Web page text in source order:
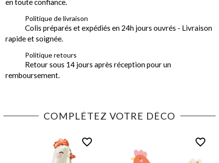
Politique de livraison
Colis préparés et expédiés en 24h jours ouvrés - Livraison
rapide et soignée.
Politique retours
Retour sous 14 jours après réception pour un
remboursement.
COMPLÉTEZ VOTRE DÉCO
favorite_border favorite_border